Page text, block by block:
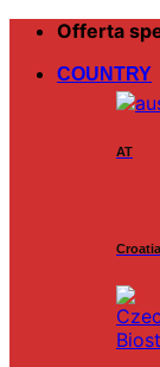
Salta
contenuti
Offerta
COUNTRY
AT
Croatia